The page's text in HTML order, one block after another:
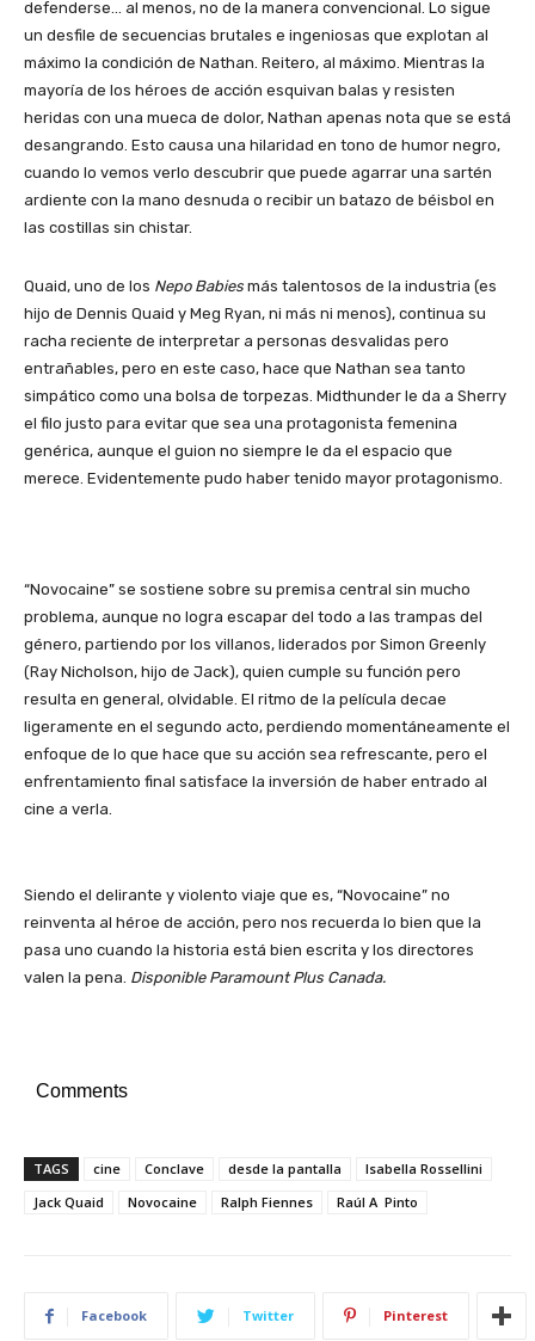
defenderse… al menos, no de la manera convencional. Lo sigue
un desfile de secuencias brutales e ingeniosas que explotan al
máximo la condición de Nathan. Reitero, al máximo. Mientras la
mayoría de los héroes de acción esquivan balas y resisten
heridas con una mueca de dolor, Nathan apenas nota que se está
desangrando. Esto causa una hilaridad en tono de humor negro,
cuando lo vemos verlo descubrir que puede agarrar una sartén
ardiente con la mano desnuda o recibir un batazo de béisbol en
las costillas sin chistar.
Quaid, uno de los Nepo Babies más talentosos de la industria (es
hijo de Dennis Quaid y Meg Ryan, ni más ni menos), continua su
racha reciente de interpretar a personas desvalidas pero
entrañables, pero en este caso, hace que Nathan sea tanto
simpático como una bolsa de torpezas. Midthunder le da a Sherry
el filo justo para evitar que sea una protagonista femenina
genérica, aunque el guion no siempre le da el espacio que
merece. Evidentemente pudo haber tenido mayor protagonismo.
“Novocaine” se sostiene sobre su premisa central sin mucho
problema, aunque no logra escapar del todo a las trampas del
género, partiendo por los villanos, liderados por Simon Greenly
(Ray Nicholson, hijo de Jack), quien cumple su función pero
resulta en general, olvidable. El ritmo de la película decae
ligeramente en el segundo acto, perdiendo momentáneamente el
enfoque de lo que hace que su acción sea refrescante, pero el
enfrentamiento final satisface la inversión de haber entrado al
cine a verla.
Siendo el delirante y violento viaje que es, “Novocaine” no
reinventa al héroe de acción, pero nos recuerda lo bien que la
pasa uno cuando la historia está bien escrita y los directores
valen la pena. Disponible Paramount Plus Canada.
Comments
TAGS cine Conclave desde la pantalla
Isabella Rossellini
Jack Quaid
Novocaine Ralph Fiennes Raúl A Pinto
Facebook Twitter Pinterest